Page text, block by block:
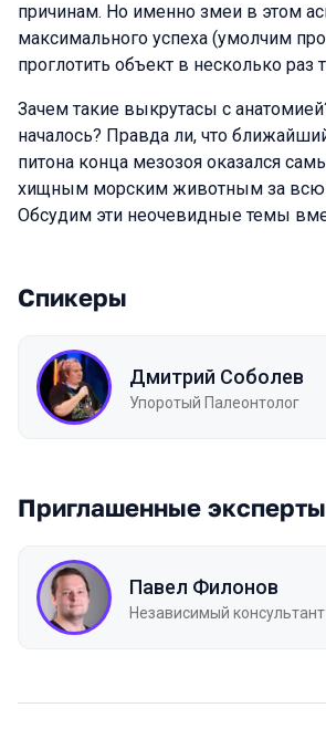
причинам. Но именно змеи в этом
максимального успеха (умолчим
проглотить объект в несколько раз
Зачем такие выкрутасы с
началось? Правда ли, что
питона конца мезозоя оказался
хищным морским животным за всю
Обсудим эти неочевидные темы
Спикеры
Дмитрий Соболев
Упоротый Палеонтолог
Приглашенные эксперты
Павел Филонов
Независимый консультант